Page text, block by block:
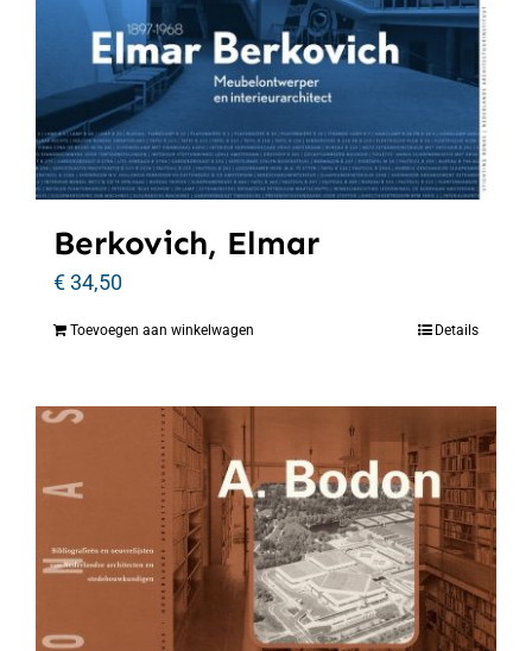
Berkovich, Elmar
€34,50
Toevoegen aan winkelwagen Details